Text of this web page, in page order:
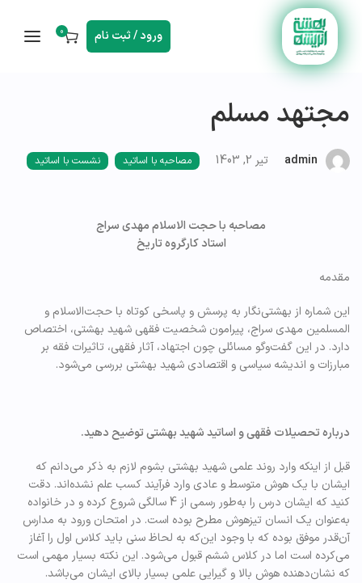
ورود / ثبت نام 0
مجتهد مسلم
admin تیر 2, 1403 مصاحبه با اساتید نشست با اساتید
مصاحبه با حجت الاسلام مهدی سراج
استاد کارگروه تاریخ
مقدمه
این شماره از بهشتی‌نگار به پرسش و پاسخی کوتاه با حجت‌الاسلام و
المسلمین مهدی سراج، پیرامون شخصیت فقهی شهید بهشتی، اختصاص
دارد. در این گفت‌وگو مسائلی چون اجتهاد، آثار فقهی، تاثیرات فقه بر
مبارزات و اندیشه سیاسی و اقتصادی شهید بهشتی بررسی می‌شود.
درباره تحصیلات فقهی و اساتید شهید بهشتی توضیح دهید.
قبل از اینکه وارد روند علمی شهید بهشتی بشوم لازم به ذکر می‌دانم که
ایشان با یک هوش متوسط و عادی وارد فرآیند کسب علم نشده‌اند. دقت
کنید که ایشان درس را به‌طور رسمی از 4 سالگی شروع کرده و در خانواده
به‌عنوان یک انسان تیزهوش مطرح بوده است. در امتحان ورود به مدارس
آن‌قدر موفق بوده که با وجود این‌که به لحاظ سنی باید کلاس اول را آغاز
می‌کرده است اما در کلاس ششم قبول می‌شود. این نکته بسیار مهمی است
که نشان‌دهنده هوش بالا و گیرایی علمی بسیار بالای ایشان می‌باشد.